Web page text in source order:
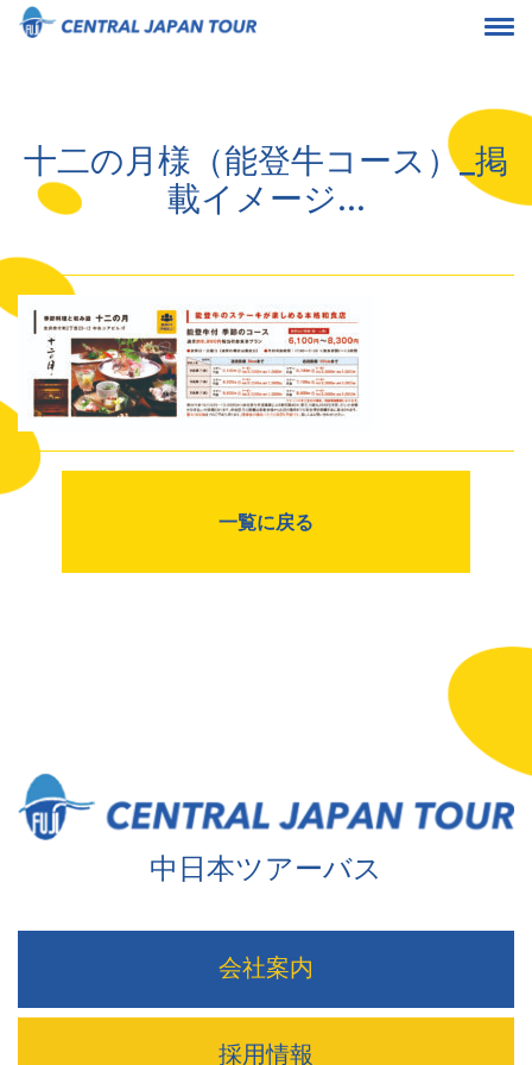
十二の月様（能登牛コース）_掲
載イメージ...
一覧に戻る
中日本ツアーバス
会社案内
採用情報